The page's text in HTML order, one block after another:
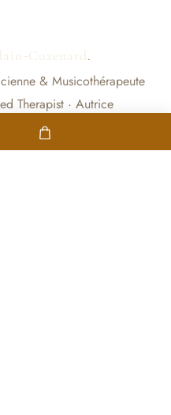
-Cuzenard.
& Musicothérapeute
Therapist · Autrice